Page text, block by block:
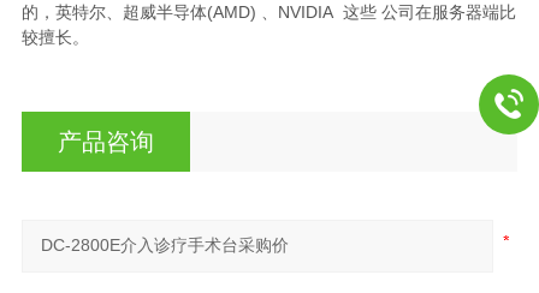
的，英特尔、超威半导体(AMD) 、NVIDIA 这些 公司在服务器端比
较擅长。
产品咨询